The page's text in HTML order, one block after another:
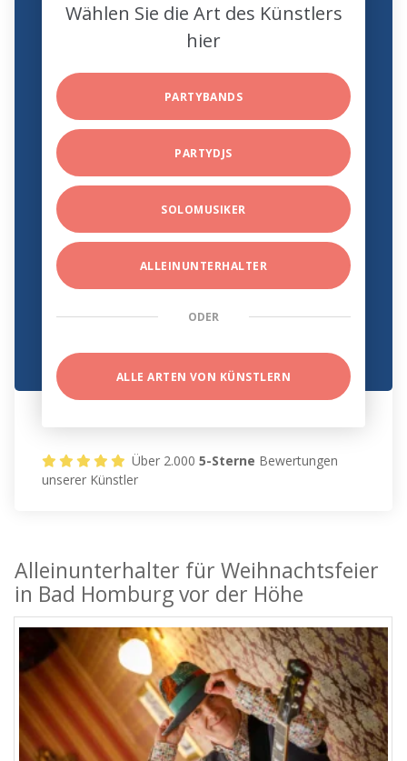
Wählen Sie die Art des Künstlers
hier
PARTYBANDS
PARTYDJS
SOLOMUSIKER
ALLEINUNTERHALTER
ODER
ALLE ARTEN VON KÜNSTLERN
Über 2.0005-Sterne Bewertungen
unserer Künstler
Alleinunterhalter für Weihnachtsfeier
in Bad Homburg vor der Höhe